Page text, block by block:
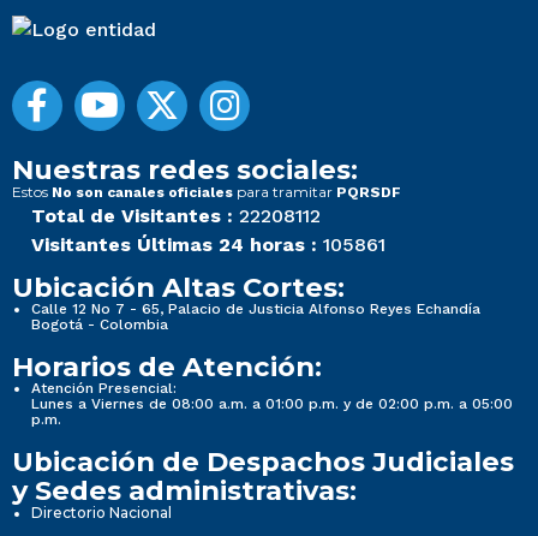
Nuestras redes sociales:
Estos No son canales oficiales para tramitar PQRSDF
Total de Visitantes : 22208112
Visitantes Últimas 24 horas : 105861
Ubicación Altas Cortes:
Calle 12 No 7 - 65, Palacio de Justicia Alfonso Reyes Echandía
Bogotá - Colombia
Horarios de Atención:
Atención Presencial:
Lunes a Viernes de 08:00 a.m. a 01:00 p.m. y de 02:00 p.m. a 05:00
p.m.
Ubicación de Despachos Judiciales
y Sedes administrativas:
Directorio Nacional